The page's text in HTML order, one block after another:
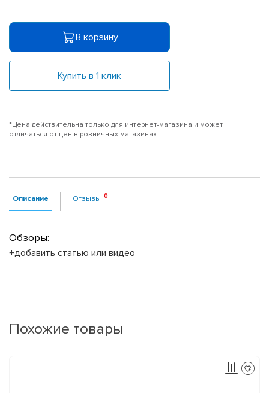
В корзину
Купить в 1 клик
*Цена действительна только для интернет-магазина и может
отличаться от цен в розничных магазинах
Описание Отзывы
Обзоры:
+добавить статью или видео
Похожие товары